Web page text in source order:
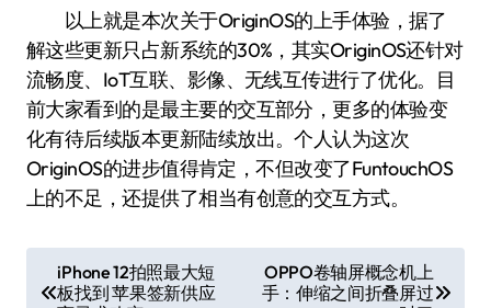
以上就是本次关于OriginOS的上手体验，据了
解这些更新只占新系统的30%，其实OriginOS还针对
流畅度、IoT互联、影像、无线互传进行了优化。目
前大家看到的是最主要的交互部分，更多的体验变
化有待后续版本更新陆续放出。个人认为这次
OriginOS的进步值得肯定，不但改变了FuntouchOS
上的不足，还提供了相当有创意的交互方式。
章
iPhone 12拍照最大短
板找到 苹果签新供应
OPPO卷轴屏概念机上
手：伸缩之间折叠屏过